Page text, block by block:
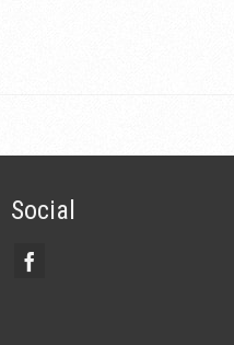
Social